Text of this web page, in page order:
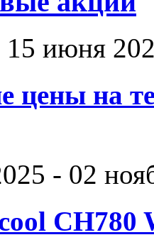
15 июня
цены на
- 02
CH780